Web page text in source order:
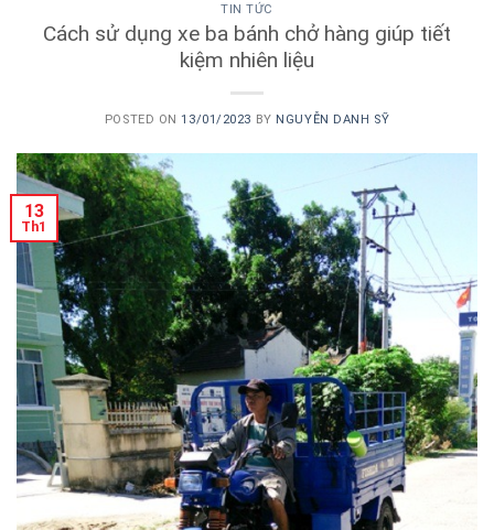
TIN TỨC
Cách sử dụng xe ba bánh chở hàng giúp tiết
kiệm nhiên liệu
POSTED ON13/01/2023 BY NGUYỄN DANH SỸ
13
Th1